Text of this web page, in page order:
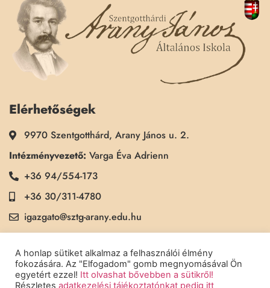
Elérhetőségek
9970 Szentgotthárd, Arany János u. 2.
Intézményvezető: Varga Éva Adrienn
+36 94/554-173
+36 30/311-4780
igazgato@sztg-arany.edu.hu
Titkárság:Kimmel Kinga
+36 30/311-5790
titkarsag@sztg-arany.edu.hu
A honlap sütiket alkalmaz a felhasználói élmény
fokozására. Az "Elfogadom" gomb megnyomásával Ön
egyetért ezzel! Itt olvashat bővebben a sütikről!
Részletes adatkezelési tájékoztatónkat pedig itt